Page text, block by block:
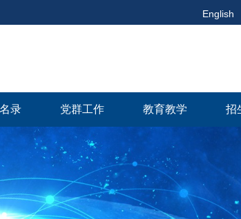
English
录 党群工作 教育教学 招